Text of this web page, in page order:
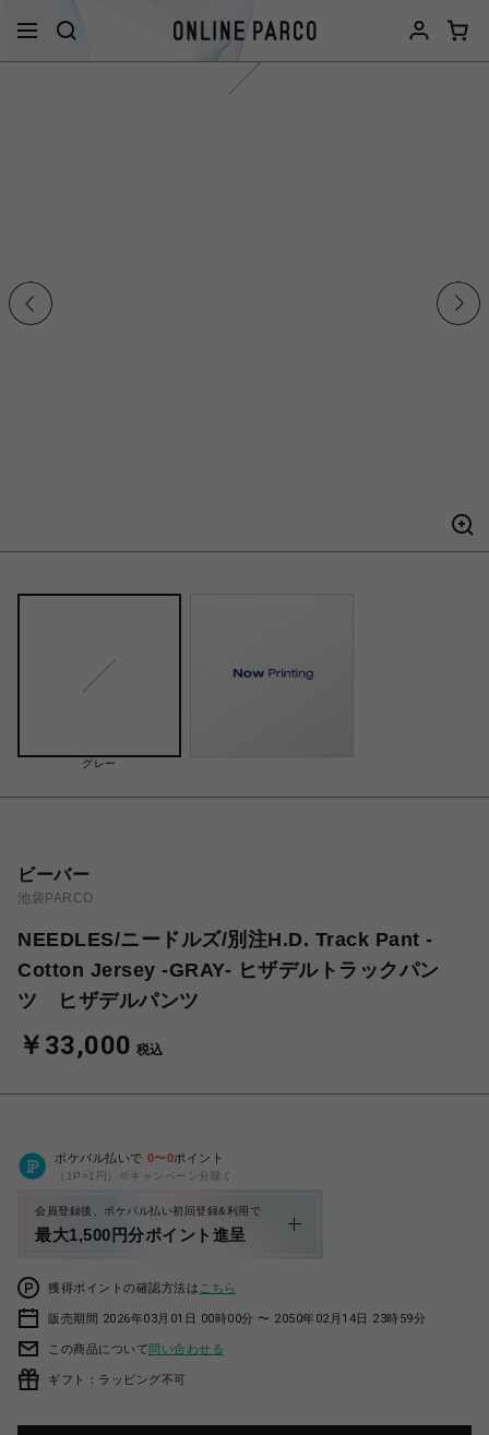
グレー
ビーバー
池袋PARCO
NEEDLES/ニードルズ/別注H.D. Track Pant -
Cotton Jersey -GRAY- ヒザデルトラックパン
ツ ヒザデルパンツ
￥33,000 税込
ポケパル払いで 0〜0ポイント
（1P=1円）※キャンペーン分除く
会員登録後、ポケパル払い初回登録&利用で
最大1,500円分ポイント進呈
獲得ポイントの確認方法は こちら
販売期間 2026年03月01日 00時00分 〜 2050年02月14日 23時59分
この商品について問い合わせる
ギフト：ラッピング不可